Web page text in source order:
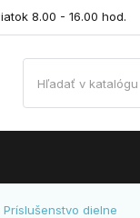
8.00 - 16.00 hod.
Príslušenstvo dielne